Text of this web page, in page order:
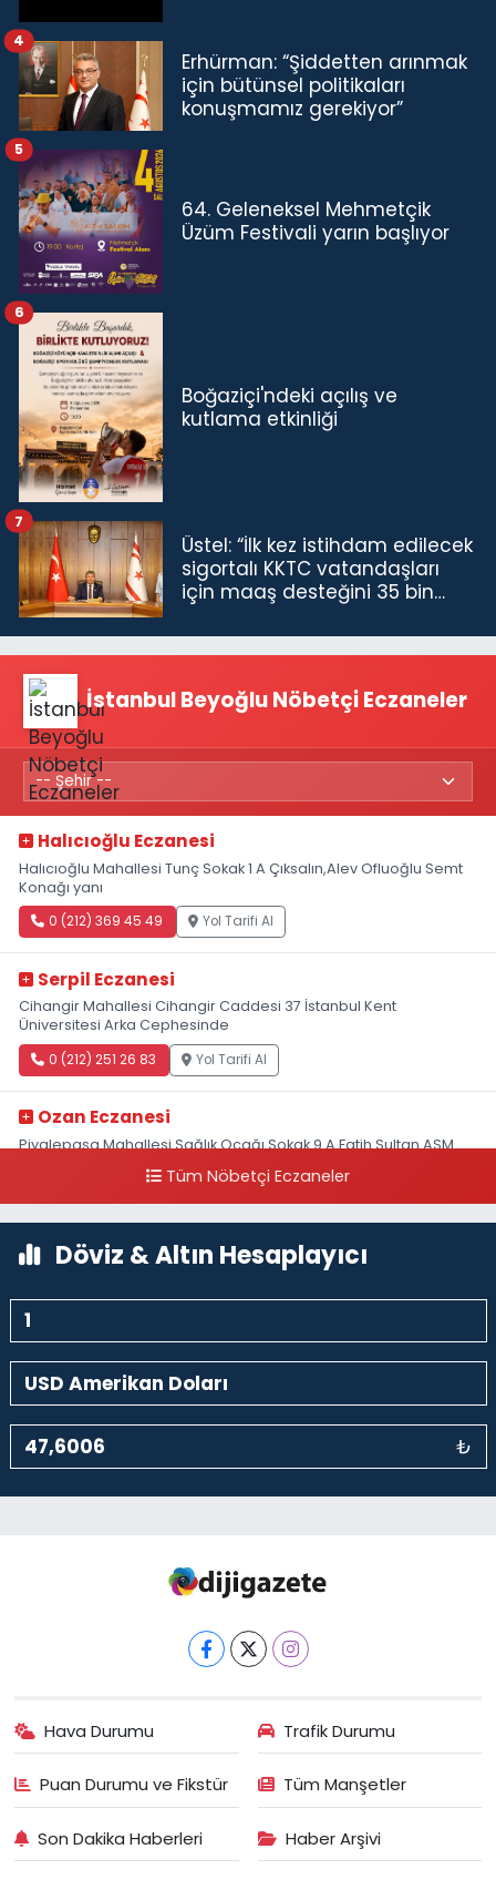
Erhürman: “Şiddetten arınmak
için bütünsel politikaları
konuşmamız gerekiyor”
4
64. Geleneksel Mehmetçik
Üzüm Festivali yarın başlıyor
5
Boğaziçi'ndeki açılış ve
kutlama etkinliği
6
Üstel: “İlk kez istihdam edilecek
sigortalı KKTC vatandaşları
için maaş desteğini 35 bin
7
İstanbul Beyoğlu Nöbetçi Eczaneler
Halıcıoğlu Eczanesi
Halıcıoğlu Mahallesi Tunç Sokak 1 A Çıksalın,Alev Ofluoğlu Semt
Konağı yanı
0 (212) 369 45 49 Yol Tarifi Al
Serpil Eczanesi
Cihangir Mahallesi Cihangir Caddesi 37 İstanbul Kent
Üniversitesi Arka Cephesinde
0 (212) 251 26 83 Yol Tarifi Al
Ozan Eczanesi
Piyalepaşa Mahallesi Sağlık Ocağı Sokak 9 A Fatih Sultan ASM
Tüm Nöbetçi Eczaneler
Döviz & Altın Hesaplayıcı
₺
Hava Durumu Trafik Durumu
Puan Durumu ve Fikstür Tüm Manşetler
Son Dakika Haberleri Haber Arşivi